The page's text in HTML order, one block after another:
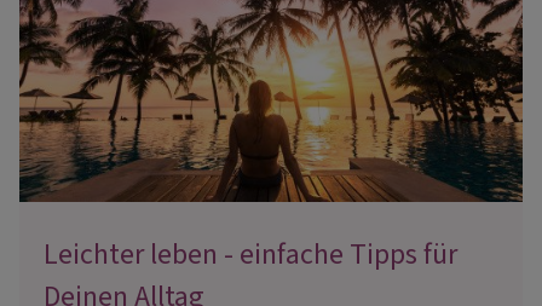
Leichter leben - einfache Tipps für
Deinen Alltag